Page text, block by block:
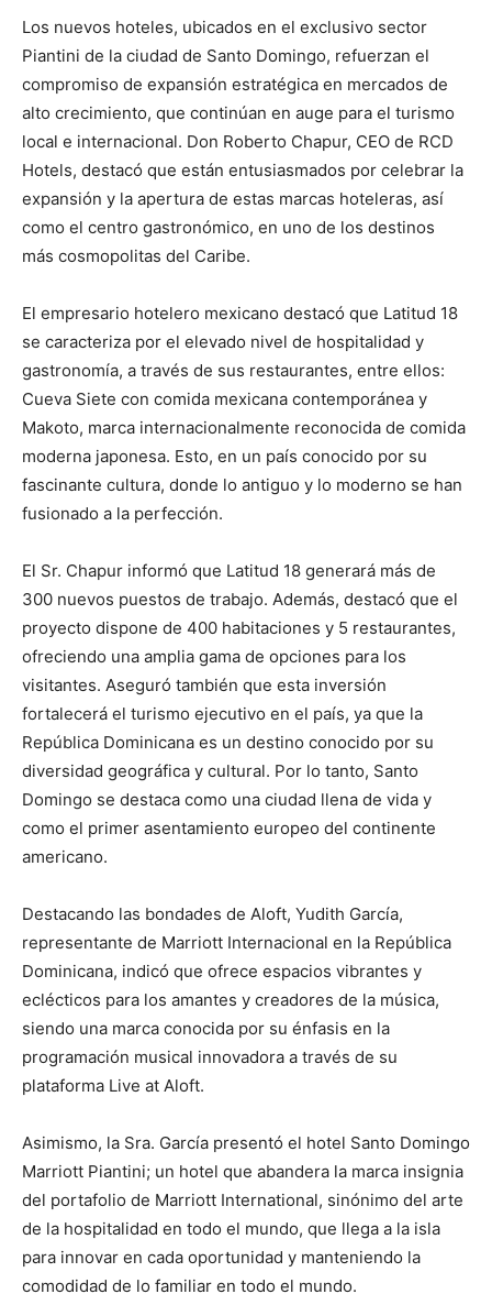
Los nuevos hoteles, ubicados en el exclusivo sector
Piantini de la ciudad de Santo Domingo, refuerzan el
compromiso de expansión estratégica en mercados de
alto crecimiento, que continúan en auge para el turismo
local e internacional. Don Roberto Chapur, CEO de RCD
Hotels, destacó que están entusiasmados por celebrar la
expansión y la apertura de estas marcas hoteleras, así
como el centro gastronómico, en uno de los destinos
más cosmopolitas del Caribe.
El empresario hotelero mexicano destacó que Latitud 18
se caracteriza por el elevado nivel de hospitalidad y
gastronomía, a través de sus restaurantes, entre ellos:
Cueva Siete con comida mexicana contemporánea y
Makoto, marca internacionalmente reconocida de comida
moderna japonesa. Esto, en un país conocido por su
fascinante cultura, donde lo antiguo y lo moderno se han
fusionado a la perfección.
El Sr. Chapur informó que Latitud 18 generará más de
300 nuevos puestos de trabajo. Además, destacó que el
proyecto dispone de 400 habitaciones y 5 restaurantes,
ofreciendo una amplia gama de opciones para los
visitantes. Aseguró también que esta inversión
fortalecerá el turismo ejecutivo en el país, ya que la
República Dominicana es un destino conocido por su
diversidad geográfica y cultural. Por lo tanto, Santo
Domingo se destaca como una ciudad llena de vida y
como el primer asentamiento europeo del continente
americano.
Destacando las bondades de Aloft, Yudith García,
representante de Marriott Internacional en la República
Dominicana, indicó que ofrece espacios vibrantes y
eclécticos para los amantes y creadores de la música,
siendo una marca conocida por su énfasis en la
programación musical innovadora a través de su
plataforma Live at Aloft.
Asimismo, la Sra. García presentó el hotel Santo Domingo
Marriott Piantini; un hotel que abandera la marca insignia
del portafolio de Marriott International, sinónimo del arte
de la hospitalidad en todo el mundo, que llega a la isla
para innovar en cada oportunidad y manteniendo la
comodidad de lo familiar en todo el mundo.